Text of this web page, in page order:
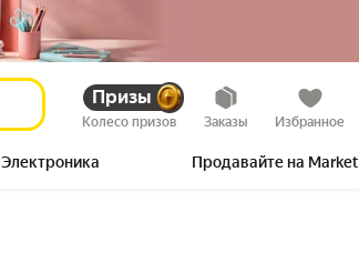
Призы
Колесо призов Заказы Избранное
Электроника Продавайте на Market